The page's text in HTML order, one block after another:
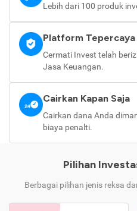
Lebih dari 100 produk
Platform Tepercaya
Cermati Invest telah
Jasa Keuangan.
Cairkan Kapan Saja
Cairkan dana Anda
biaya penalti.
Pilihan
Berbagai pilihan jenis reksa